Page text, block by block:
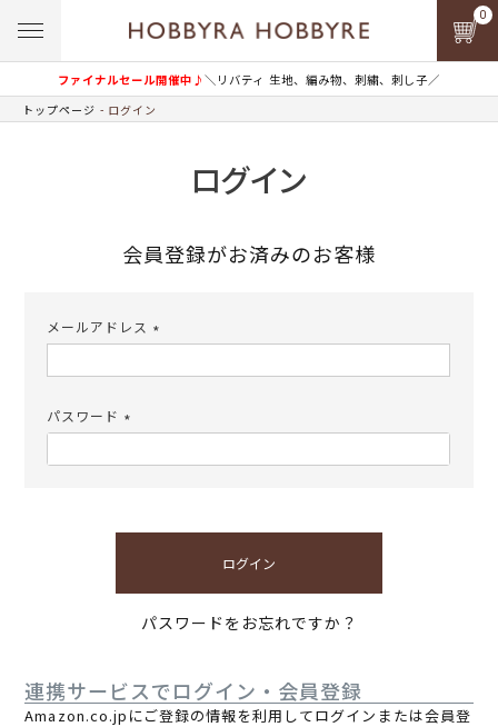
ファイナルセール開催中♪＼リバティ 生地、編み物、刺繍、刺し子／
0
トップページ ログイン
ログイン
会員登録がお済みのお客様
メールアドレス
須)
パスワード
須)
ログイン
パスワードをお忘れですか？
連携サービスでログイン・会員登録
Amazon.co.jpにご登録の情報を利用してログインまたは会員登